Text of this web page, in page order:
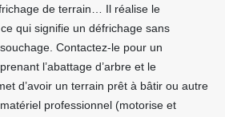
de terrain… Il réalise le
qui signifie un défrichage sans
Contactez-le pour un
l’abattage d’arbre et le
d’avoir un terrain prêt à bâtir ou autre
professionnel (motorise et